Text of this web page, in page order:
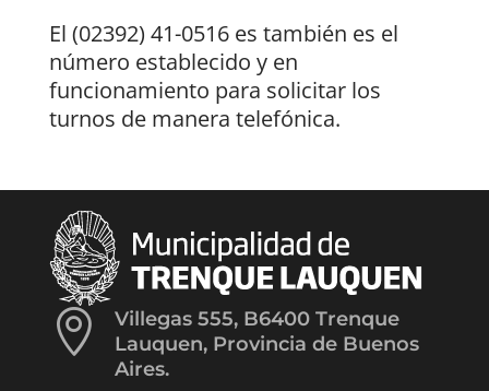
El (02392) 41-0516 es también es el
número establecido y en
funcionamiento para solicitar los
turnos de manera telefónica.

Villegas 555, B6400 Trenque
Lauquen, Provincia de Buenos
Aires.